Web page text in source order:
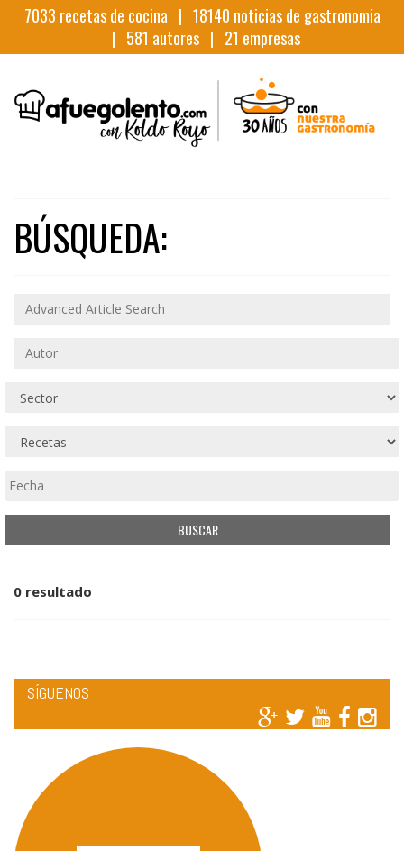
7033 recetas de cocina | 18140 noticias de gastronomia
| 581 autores | 21 empresas
BÚSQUEDA:
0 resultado
SÍGUENOS